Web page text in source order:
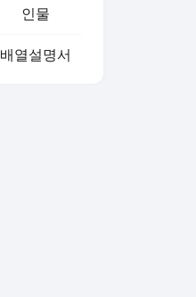
인물
배열설명서